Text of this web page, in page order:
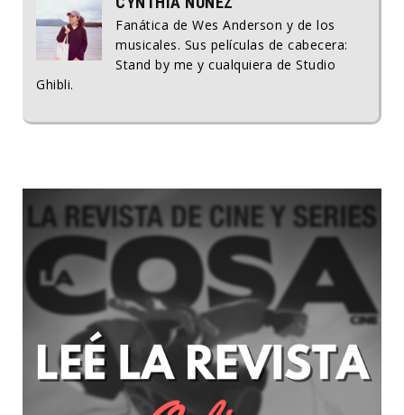
Fanática de Wes Anderson y de los
musicales. Sus películas de cabecera:
Stand by me y cualquiera de Studio
Ghibli.